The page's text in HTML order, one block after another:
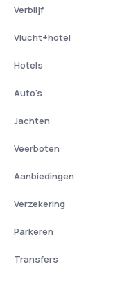
Verblijf
Vlucht+hotel
Hotels
Auto's
Jachten
Veerboten
Aanbiedingen
Verzekering
Parkeren
Transfers